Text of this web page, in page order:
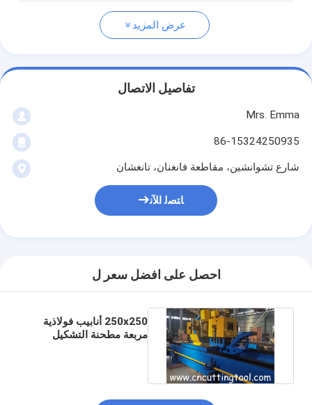
عرض المزيد
تفاصيل الاتصال
Mrs. Emma
86-15324250935
شارع تشوانشين، مقاطعة فانغنان، تانغشان
ﺎﺘﺼﻟ ﺍﻶﻧ
احصل على افضل سعر ل
250x250 أنابيب فولاذية
مربعة مطحنة التشكيل